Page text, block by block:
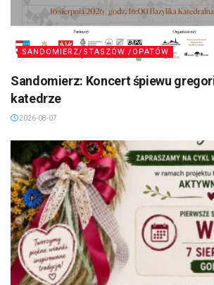
SANDOMIERZ/STASZÓW /OPATÓW
Sandomierz: Koncert śpiewu
katedrze
2026-08-07